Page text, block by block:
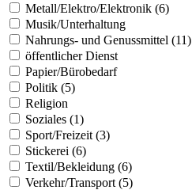
Metall/Elektro/Elektronik (6)
Musik/Unterhaltung
Nahrungs- und Genussmittel (11)
öffentlicher Dienst
Papier/Bürobedarf
Politik (5)
Religion
Soziales (1)
Sport/Freizeit (3)
Stickerei (6)
Textil/Bekleidung (6)
Verkehr/Transport (5)